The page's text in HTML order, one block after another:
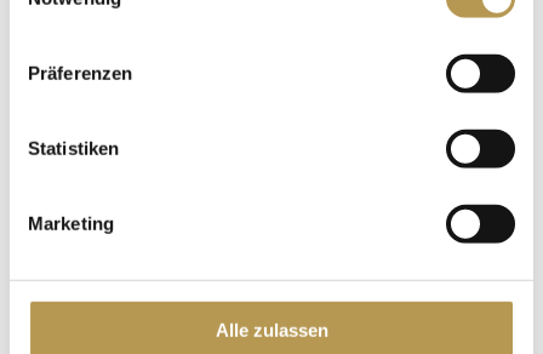
Präferenzen
Statistiken
Marketing
Alle zulassen